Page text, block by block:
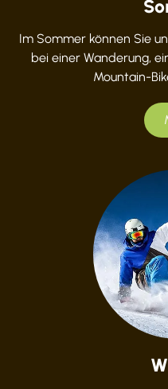
Im Sommer können Sie
bei einer Wanderung,
Mountain-